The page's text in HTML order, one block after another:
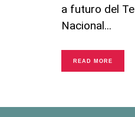
a futuro del
Nacional
READ MORE